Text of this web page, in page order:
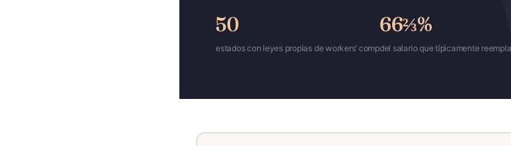
50
estados con leyes propias de workers’ comp
66⅔%
del salario que típicamente